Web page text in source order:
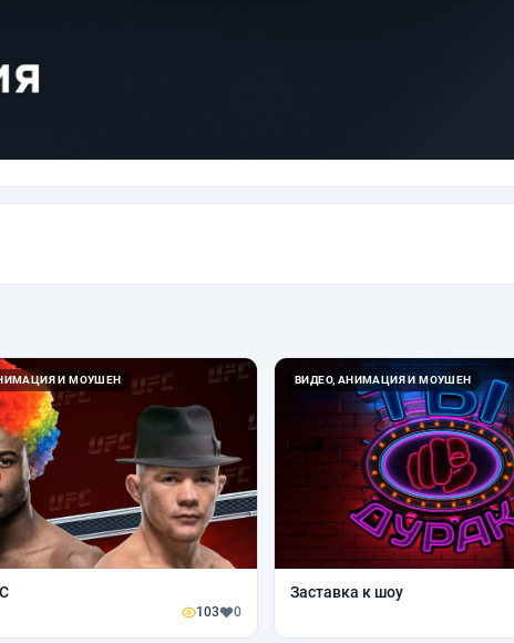
И МОУШЕН
103 0
ВИДЕО, АНИМАЦИЯ И МОУШЕН
Заставка к шоу